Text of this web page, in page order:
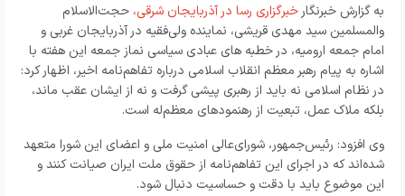
به گزارش خبرنگار خبرگزاری رسا در آذربایجان شرقی، حجت‌الاسلام‌
والمسلمین سید مهدی قریشی، نماینده ولی‌فقیه در آذربایجان غربی و
امام‌ جمعه ارومیه، در خطبه‌ های عبادی سیاسی نماز جمعه این هفته با
اشاره به پیام رهبر معظم انقلاب اسلامی درباره تفاهم‌نامه اخیر، اظهار کرد:
در نظام اسلامی نه باید از رهبری پیشی گرفت و نه از ایشان عقب ماند،
بلکه ملاک عمل، تبعیت از رهنمودهای معظم‌له است.
وی افزود: رئیس‌جمهور، شورای‌عالی امنیت ملی و اعضای این شورا متعهد
شده‌اند که در اجرای این تفاهم‌نامه از حقوق ملت ایران صیانت کنند و
این موضوع باید با دقت و حساسیت دنبال شود.